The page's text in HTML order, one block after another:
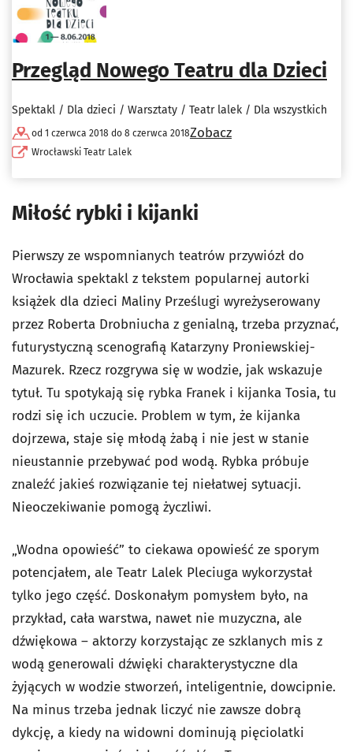
Przegląd Nowego Teatru dla Dzieci
Spektakl / Dla dzieci / Warsztaty / Teatr lalek / Dla wszystkich
od 1 czerwca 2018 do 8 czerwca 2018
Wrocławski Teatr Lalek
Zobacz
Miłość rybki i kijanki
Pierwszy ze wspomnianych teatrów przywiózł do
Wrocławia spektakl z tekstem popularnej autorki
książek dla dzieci Maliny Prześlugi wyreżyserowany
przez Roberta Drobniucha z genialną, trzeba przyznać,
futurystyczną scenografią Katarzyny Proniewskiej-
Mazurek. Rzecz rozgrywa się w wodzie, jak wskazuje
tytuł. Tu spotykają się rybka Franek i kijanka Tosia, tu
rodzi się ich uczucie. Problem w tym, że kijanka
dojrzewa, staje się młodą żabą i nie jest w stanie
nieustannie przebywać pod wodą. Rybka próbuje
znaleźć jakieś rozwiązanie tej niełatwej sytuacji.
Nieoczekiwanie pomogą życzliwi.
„Wodna opowieść” to ciekawa opowieść ze sporym
potencjałem, ale Teatr Lalek Pleciuga wykorzystał
tylko jego część. Doskonałym pomysłem było, na
przykład, cała warstwa, nawet nie muzyczna, ale
dźwiękowa – aktorzy korzystając ze szklanych mis z
wodą generowali dźwięki charakterystyczne dla
żyjących w wodzie stworzeń, inteligentnie, dowcipnie.
Na minus trzeba jednak liczyć nie zawsze dobrą
dykcję, a kiedy na widowni dominują pięciolatki